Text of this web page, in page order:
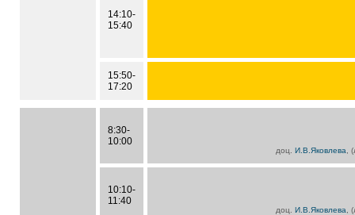
14:10-
15:40
15:50-
17:20
8:30-
10:00
доц.И.В.Яковлева ,
10:10-
11:40
доц.И.В.Яковлева ,